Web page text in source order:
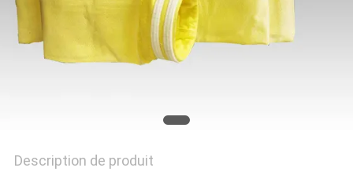
Description de produit